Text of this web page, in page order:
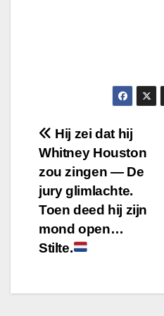
Post
navigation
Hij zei dat hij
Whitney Houston
zou zingen — De
jury glimlachte.
Toen deed hij zijn
mond open…
Stilte.